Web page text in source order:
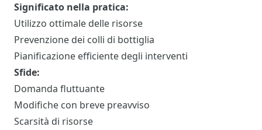
Significato nella pratica:
Utilizzo ottimale delle risorse
Prevenzione dei colli di bottiglia
Pianificazione efficiente degli interventi
Sfide:
Domanda fluttuante
Modifiche con breve preavviso
Scarsità di risorse